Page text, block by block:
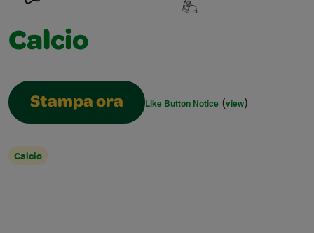
Calcio
Stampa ora Like Button Notice (view)
Calcio